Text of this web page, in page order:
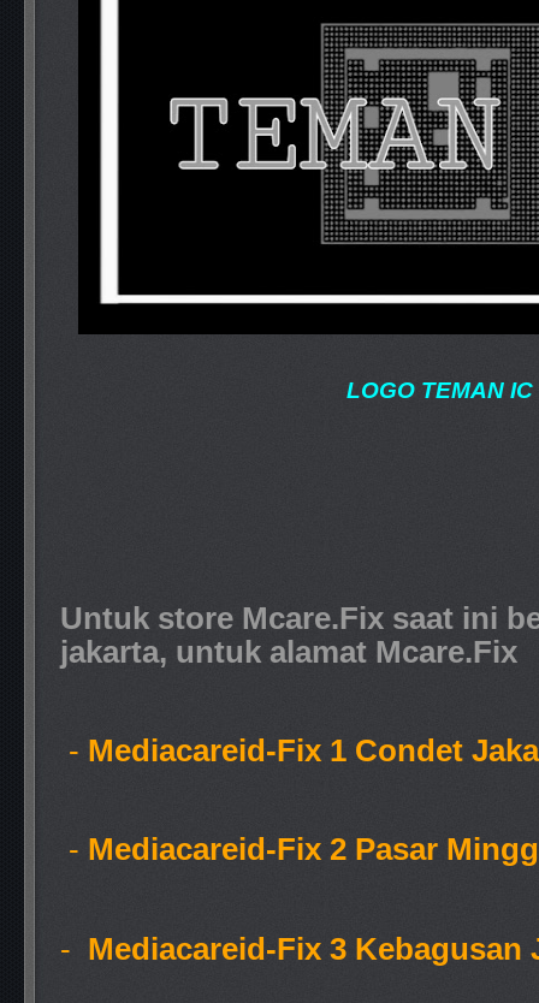
LOGO TEMAN IC
Untuk store Mcare.Fix saat ini
jakarta, untuk alamat Mcare.Fix
- Mediacareid-Fix 1 Condet
- Mediacareid-Fix 2 Pasar
- Mediacareid-Fix 3 Kebagusan